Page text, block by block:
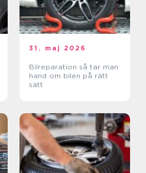
31. maj 2026
Bilreparation så tar man
hand om bilen på rätt
sätt